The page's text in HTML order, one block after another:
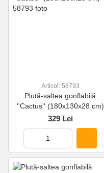
Articol: 58793
Plută-saltea gonflabilă
''Cactus'' (180x130x28 cm)
329 Lei